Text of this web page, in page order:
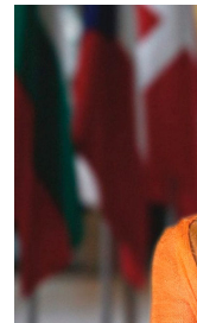
Imagen